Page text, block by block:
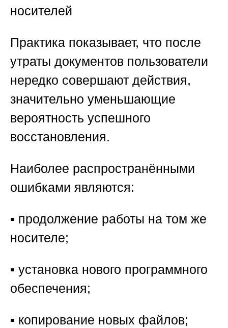
носителей
Практика показывает, что после
утраты документов пользователи
нередко совершают действия,
значительно уменьшающие
вероятность успешного
восстановления.
Наиболее распространёнными
ошибками являются:
▪️ продолжение работы на том же
носителе;
▪️ установка нового программного
обеспечения;
▪️ копирование новых файлов;